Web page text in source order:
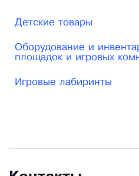
эпидемиалогическим и
Мы оборудуем детские
игровые комнаты и
игровым оборудованием:
Детские товары
Оборудование и
площадок и игровых
Игровые лабиринты